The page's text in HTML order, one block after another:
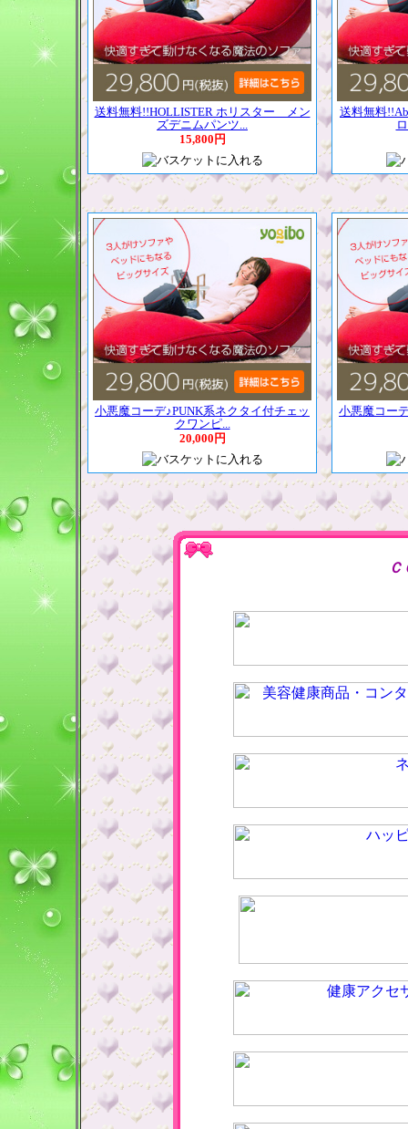
送料無料!!HOLLISTER ホリスター メン
ズデニムパンツ...
15,800円
送料無料
小悪魔コーデ♪PUNK系ネクタイ付チェッ
クワンピ...
20,000円
小悪魔コー